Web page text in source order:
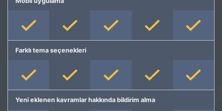
Farklı tema seçenekleri
Yeni eklenen kavramlar hakkında bildirim alma